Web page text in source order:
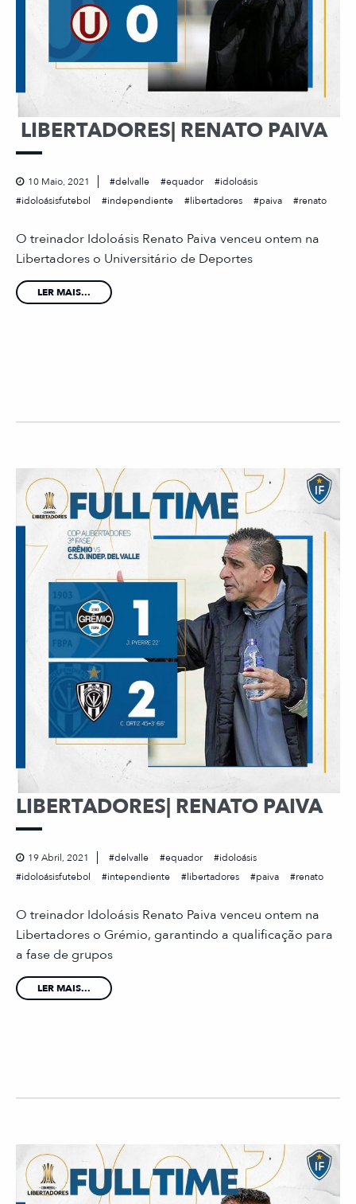
LIBERTADORES| RENATO PAIVA
10 Maio, 2021 delvalle equador
idoloásis
idoloásisfutebol
independiente libertadores paiva renato
O treinador Idoloásis Renato Paiva venceu ontem na
Libertadores o Universitário de Deportes
LER MAIS...
LIBERTADORES| RENATO PAIVA
19 Abril, 2021 delvalle equador
idoloásis
idoloásisfutebol
intependiente libertadores paiva renato
O treinador Idoloásis Renato Paiva venceu ontem na
Libertadores o Grémio, garantindo a qualificação para
a fase de grupos
LER MAIS...